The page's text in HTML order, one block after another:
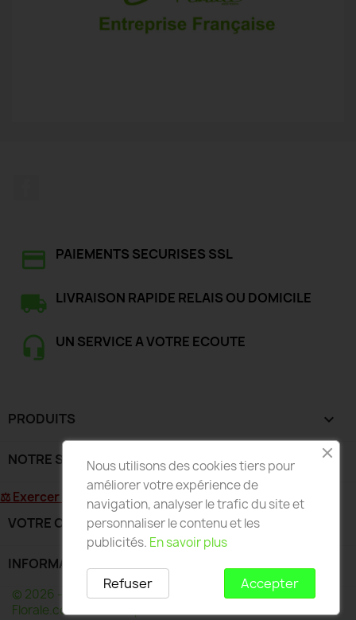
PAIEMENTS SECURISES SSL
LIVRAISON RAPIDE RELAIS OU DOMICILE
UN SERVICE A VOTRE ECOUTE
PRODUITS 
NOTRE SOCIÉTÉ 
⚖ Exercer mon droit de rétractation
VOTRE COMPTE
INFORMATIONS
© 2026 - Développé par Wess France pour Deco-
Florale.com - Toute reproduction interdite
Nous utilisons des cookies tiers pour
améliorer votre expérience de
navigation, analyser le trafic du site et
personnaliser le contenu et les
publicités. En savoir plus
Accepter
Refuser